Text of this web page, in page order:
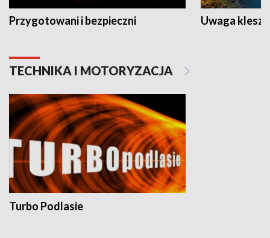
Przygotowani i bezpieczni Uwaga
TECHNIKA I MOTORYZACJA
Turbo Podlasie